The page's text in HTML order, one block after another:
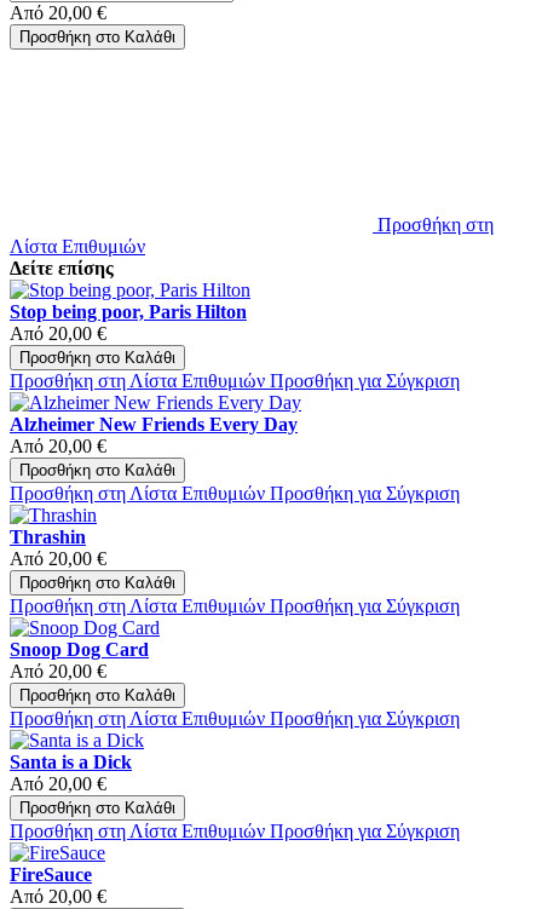
Από 20,00 €
Προσθήκη στο Καλάθι
Προσθήκη στη
Λίστα Επιθυμιών
Δείτε επίσης
Stop being poor, Paris Hilton
Από 20,00 €
Προσθήκη στο Καλάθι
Προσθήκη στη Λίστα Επιθυμιών Προσθήκη για Σύγκριση
Alzheimer New Friends Every Day
Από 20,00 €
Προσθήκη στο Καλάθι
Προσθήκη στη Λίστα Επιθυμιών Προσθήκη για Σύγκριση
Thrashin
Από 20,00 €
Προσθήκη στο Καλάθι
Προσθήκη στη Λίστα Επιθυμιών Προσθήκη για Σύγκριση
Snoop Dog Card
Από 20,00 €
Προσθήκη στο Καλάθι
Προσθήκη στη Λίστα Επιθυμιών Προσθήκη για Σύγκριση
Santa is a Dick
Από 20,00 €
Προσθήκη στο Καλάθι
Προσθήκη στη Λίστα Επιθυμιών Προσθήκη για Σύγκριση
FireSauce
Από 20,00 €